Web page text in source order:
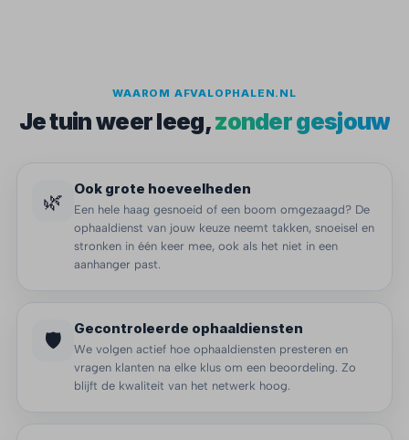
WAAROM AFVALOPHALEN.NL
Je tuin weer leeg,zonder gesjouw
🌿 Ook grote hoeveelheden
Een hele haag gesnoeid of een boom omgezaagd? De
ophaaldienst van jouw keuze neemt takken, snoeisel en
stronken in één keer mee, ook als het niet in een
aanhanger past.
🛡️ Gecontroleerde ophaaldiensten
We volgen actief hoe ophaaldiensten presteren en
vragen klanten na elke klus om een beoordeling. Zo
blijft de kwaliteit van het netwerk hoog.